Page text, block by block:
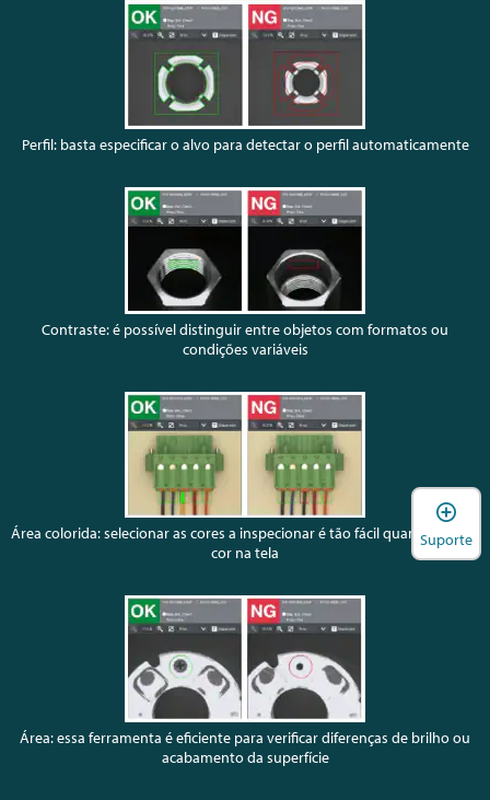
Perfil: basta especificar o alvo para detectar o perfil automaticamente
Contraste: é possível distinguir entre objetos com formatos ou
condições variáveis
Área colorida: selecionar as cores a inspecionar é tão fácil quanto tocar a
cor na tela
Área: essa ferramenta é eficiente para verificar diferenças de brilho ou
acabamento da superfície
Suporte